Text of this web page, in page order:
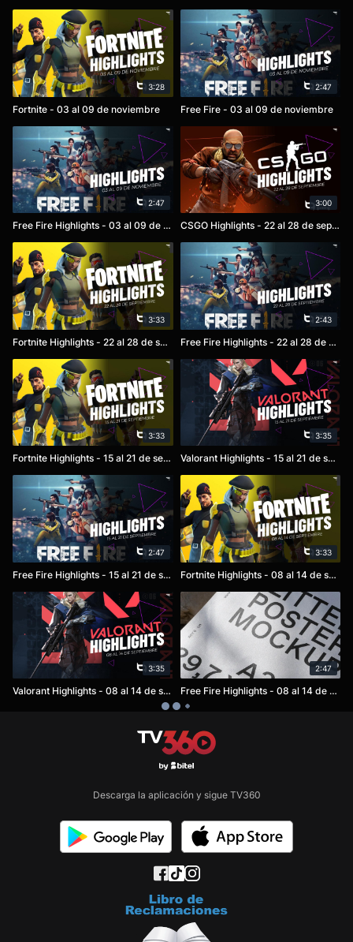
3:28
Fortnite - 03 al 09 de noviembre
2:47
Free Fire - 03 al 09 de noviembre
2:47
Free Fire Highlights - 03 al 09 de noviembre
3:00
CSGO Highlights - 22 al 28 de septiembre
3:33
Fortnite Highlights - 22 al 28 de septiembre
2:43
Free Fire Highlights - 22 al 28 de septiembre
3:33
Fortnite Highlights - 15 al 21 de septiembre
3:35
Valorant Highlights - 15 al 21 de septiembre
2:47
Free Fire Highlights - 15 al 21 de septiembre
3:33
Fortnite Highlights - 08 al 14 de septiembre
3:35
Valorant Highlights - 08 al 14 de septiembre
2:47
Free Fire Highlights - 08 al 14 de septiembre
Descarga la aplicación y sigue TV360